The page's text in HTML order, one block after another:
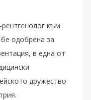
към
одобрена за
в една от
дружество